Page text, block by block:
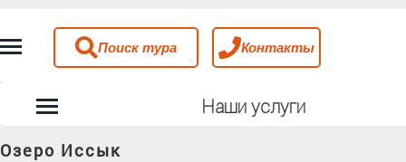
Поиск тура Контакты
Наши услуги
Озеро Иссык